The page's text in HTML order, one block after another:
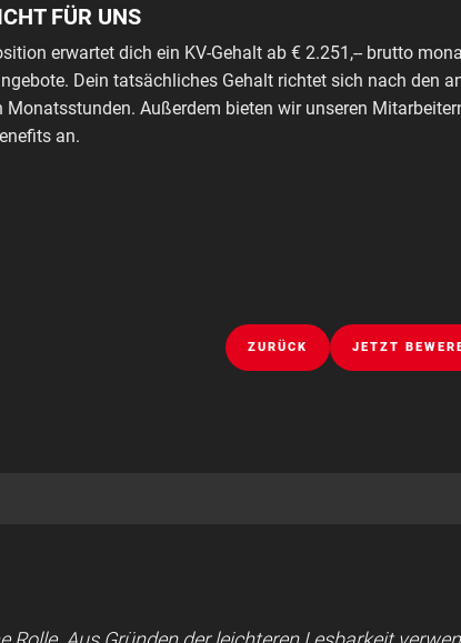
FÜR UNS
erwartet dich ein KV-Gehalt ab € 2.251,-- brutto
Dein tatsächliches Gehalt richtet sich nach den
Monatsstunden. Außerdem bieten wir unseren
an.
ZURÜCK JETZT